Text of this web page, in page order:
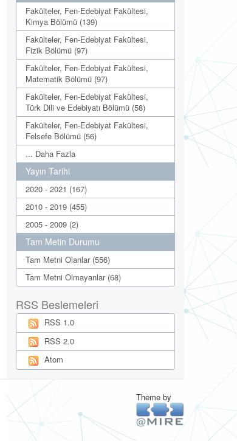
Fakülteler, Fen-Edebiyat Fakültesi,
Kimya Bölümü (139)
Fakülteler, Fen-Edebiyat Fakültesi,
Fizik Bölümü (97)
Fakülteler, Fen-Edebiyat Fakültesi,
Matematik Bölümü (97)
Fakülteler, Fen-Edebiyat Fakültesi,
Türk Dili ve Edebiyatı Bölümü (58)
Fakülteler, Fen-Edebiyat Fakültesi,
Felsefe Bölümü (56)
... Daha Fazla
Yayın Tarihi
2020 - 2021 (167)
2010 - 2019 (455)
2005 - 2009 (2)
Tam Metin Durumu
Tam Metni Olanlar (556)
Tam Metni Olmayanlar (68)
RSS Beslemeleri
RSS 1.0
RSS 2.0
Atom
Theme by